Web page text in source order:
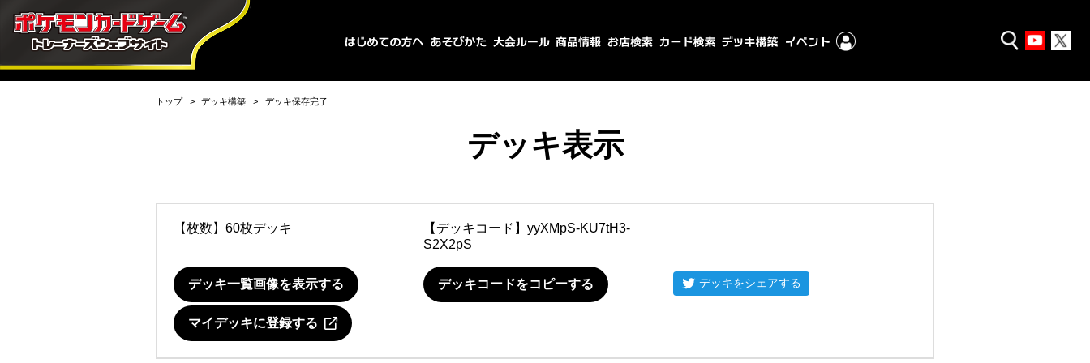
トップ デッキ構築 デッキ保存完了
デッキ表示
【枚数】60枚デッキ 【デッキコード】 yyXMpS-KU7tH3-
S2X2pS
デッキ一覧画像を表示する デッキコードをコピーする デッキをシェアする
マイデッキに登録する